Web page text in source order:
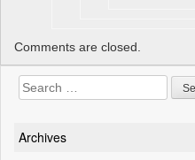
Comments are closed.
Search
for:
Archives